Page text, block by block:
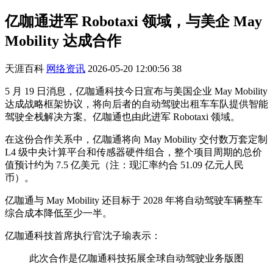
亿咖通进军 Robotaxi 领域，与美企 May
Mobility 达成合作
天涯百科 网络资讯 2026-05-20 12:00:56 38
5 月 19 日消息，亿咖通科技今日宣布与美国企业 May Mobility
达成战略框架协议，将向后者的自动驾驶出租车车队提供智能
驾驶全栈解决方案。亿咖通也由此进军 Robotaxi 领域。
在这份合作关系中，亿咖通将向 May Mobility 交付数万套定制
L4 级中央计算平台和传感器硬件组合，整个项目周期的总价
值预计约为 7.5 亿美元（注：现汇率约合 51.09 亿元人民
币）。
亿咖通与 May Mobility 还目标于 2028 年将自动驾驶车辆整车
综合成本降低至少一半。
亿咖通科技首席执行官沈子瑜表示：
此次合作是亿咖通科技拓展全球自动驾驶业务版图